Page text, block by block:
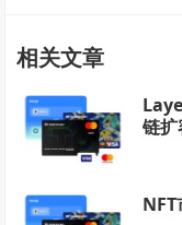
相关文章
链